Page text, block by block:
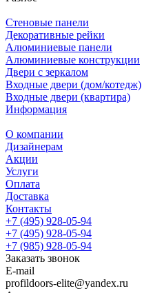
Стеновые панели
Декоративные рейки
Алюминиевые панели
Алюминиевые конструкции
Двери с зеркалом
Входные двери (дом/котедж)
Входные двери (квартира)
Информация
О компании
Дизайнерам
Акции
Услуги
Оплата
Доставка
Контакты
+7 (495) 928-05-94
+7 (495) 928-05-94
+7 (985) 928-05-94
Заказать звонок
E-mail
profildoors-elite@yandex.ru